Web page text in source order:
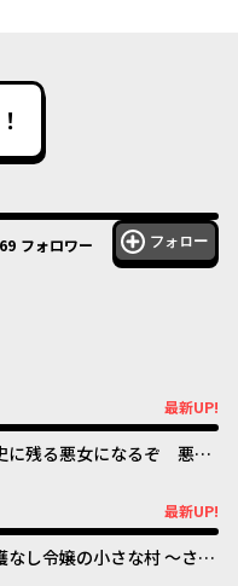
フォロワー フォロー
最新UP!
に残る悪女になるぞ 悪役
最新UP!
なし令嬢の小さな村 ～さ